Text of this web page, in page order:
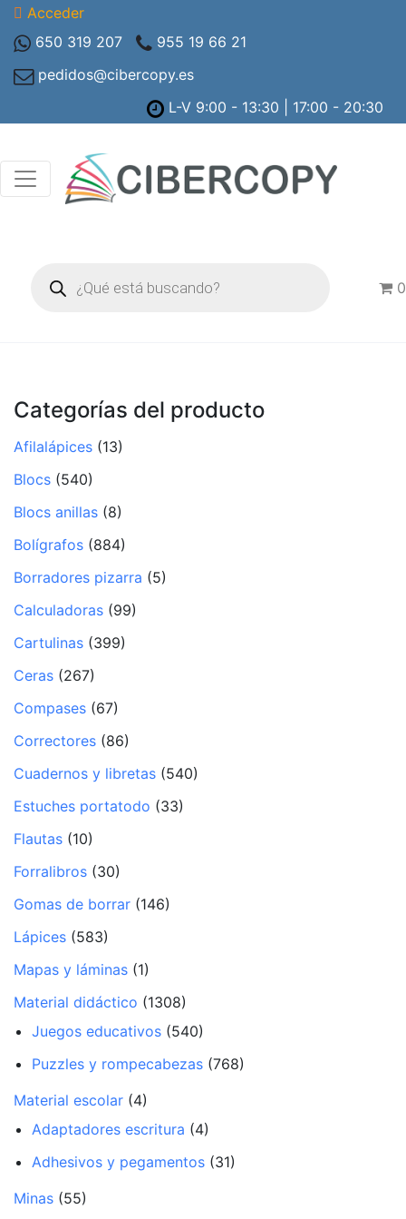
Acceder
650 319 207
955 19 66 21
pedidos@cibercopy.es
L-V 9:00 - 13:30 | 17:00 - 20:30
productos
0
Categorías del producto
Afilalápices (13)
Blocs (540)
Blocs anillas (8)
Bolígrafos (884)
Borradores pizarra (5)
Calculadoras (99)
Cartulinas (399)
Ceras (267)
Compases (67)
Correctores (86)
Cuadernos y libretas (540)
Estuches portatodo (33)
Flautas (10)
Forralibros (30)
Gomas de borrar (146)
Lápices (583)
Mapas y láminas (1)
Material didáctico (1308)
Juegos educativos (540)
Puzzles y rompecabezas (768)
Material escolar (4)
Adaptadores escritura (4)
Adhesivos y pegamentos (31)
Minas (55)